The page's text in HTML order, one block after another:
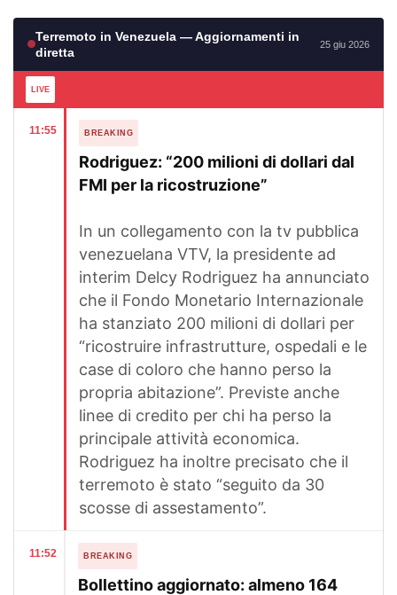
Terremoto in Venezuela — Aggiornamenti in
diretta
25 giu 2026
LIVE
11:55 BREAKING
Rodriguez: “200 milioni di dollari dal
FMI per la ricostruzione”
In un collegamento con la tv pubblica
venezuelana VTV, la presidente ad
interim Delcy Rodriguez ha annunciato
che il Fondo Monetario Internazionale
ha stanziato 200 milioni di dollari per
“ricostruire infrastrutture, ospedali e le
case di coloro che hanno perso la
propria abitazione”. Previste anche
linee di credito per chi ha perso la
principale attività economica.
Rodriguez ha inoltre precisato che il
terremoto è stato “seguito da 30
scosse di assestamento”.
11:52 BREAKING
Bollettino aggiornato: almeno 164